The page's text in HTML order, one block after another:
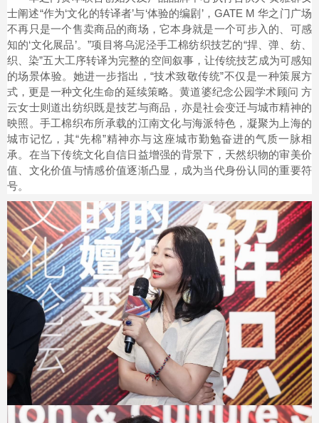
士阐述“作为‘文化的转译者’与‘体验的编剧’，GATE M 华之门广场
不再只是一个售卖商品的商场，它本身就是一个可步入的、可感
知的‘文化展品’。”项目将乌泥泾手工棉纺织技艺的“捍、弹、纺、
织、染”五大工序转译为完整的空间叙事，让传统技艺成为可感知
的场景体验。她进一步指出，“技术致敬传统”不仅是一种策展方
式，更是一种文化生命的延续策略。黄道婆纪念公园学术顾问 方
云女士则道出纺织既是技艺与商品，亦是社会变迁与城市精神的
映照。手工棉织布所承载的江南文化与海派特色，凝聚为上海的
城市记忆，其“先棉”精神亦与这座城市勤勉奋进的气质一脉相
承。在当下传统文化自信日益增强的背景下，天然织物的审美价
值、文化价值与情感价值逐渐凸显，成为当代身份认同的重要符
号。